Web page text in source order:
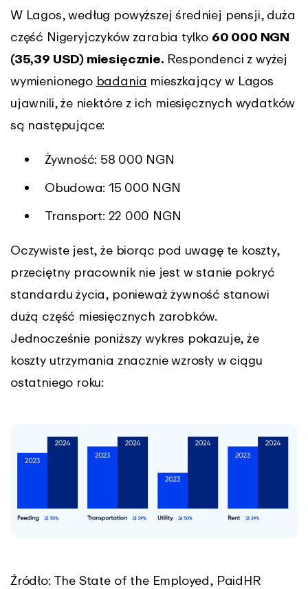
W Lagos, według powyższej średniej pensji, duża
część Nigeryjczyków zarabia tylko 60 000 NGN
(35,39 USD) miesięcznie. Respondenci z wyżej
wymienionego badania mieszkający w Lagos
ujawnili, że niektóre z ich miesięcznych wydatków
są następujące:
Żywność: 58 000 NGN
Obudowa: 15 000 NGN
Transport: 22 000 NGN
Oczywiste jest, że biorąc pod uwagę te koszty,
przeciętny pracownik nie jest w stanie pokryć
standardu życia, ponieważ żywność stanowi
dużą część miesięcznych zarobków.
Jednocześnie poniższy wykres pokazuje, że
koszty utrzymania znacznie wzrosły w ciągu
ostatniego roku:
Źródło: The State of the Employed, PaidHR